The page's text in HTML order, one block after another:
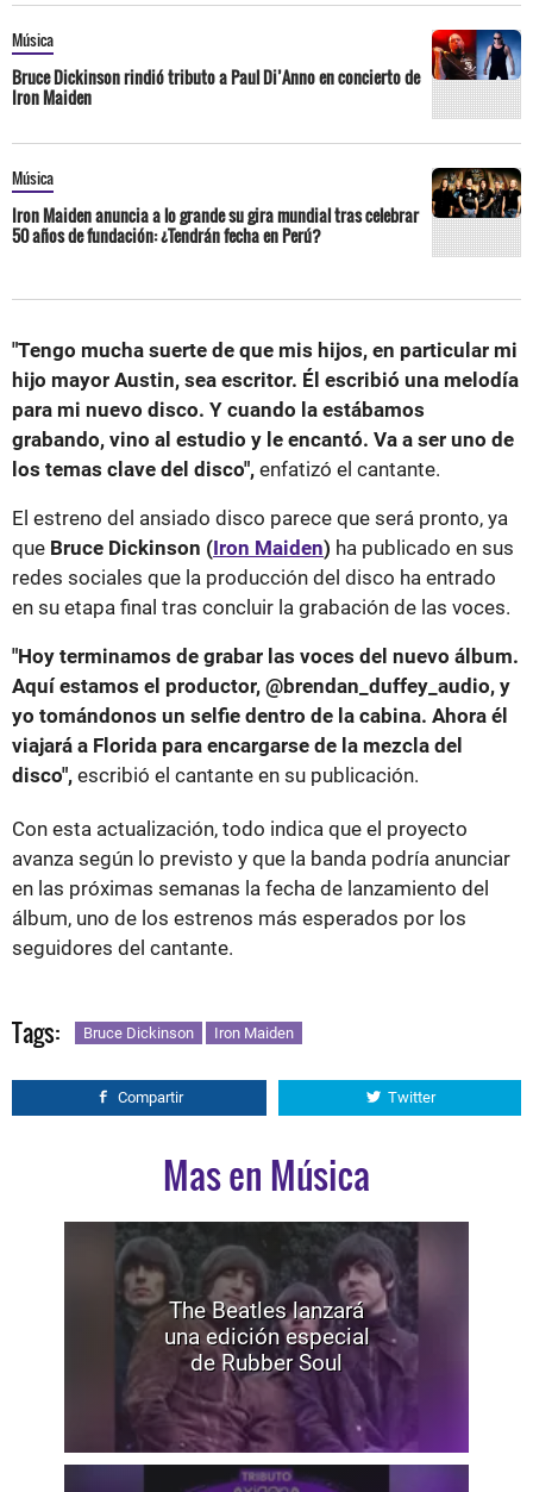
Música
Bruce Dickinson rindió tributo a Paul Di’Anno en concierto de
Iron Maiden
Música
Iron Maiden anuncia a lo grande su gira mundial tras celebrar
50 años de fundación: ¿Tendrán fecha en Perú?
"Tengo mucha suerte de que mis hijos, en particular mi
hijo mayor Austin, sea escritor. Él escribió una melodía
para mi nuevo disco. Y cuando la estábamos
grabando, vino al estudio y le encantó. Va a ser uno de
los temas clave del disco", enfatizó el cantante.
El estreno del ansiado disco parece que será pronto, ya
que Bruce Dickinson (Iron Maiden) ha publicado en sus
redes sociales que la producción del disco ha entrado
en su etapa final tras concluir la grabación de las voces.
"Hoy terminamos de grabar las voces del nuevo álbum.
Aquí estamos el productor, @brendan_duffey_audio, y
yo tomándonos un selfie dentro de la cabina. Ahora él
viajará a Florida para encargarse de la mezcla del
disco", escribió el cantante en su publicación.
Con esta actualización, todo indica que el proyecto
avanza según lo previsto y que la banda podría anunciar
en las próximas semanas la fecha de lanzamiento del
álbum, uno de los estrenos más esperados por los
seguidores del cantante.
Tags: Bruce Dickinson Iron Maiden
Compartir Twitter
Mas en Música
The Beatles lanzará
una edición especial
de Rubber Soul